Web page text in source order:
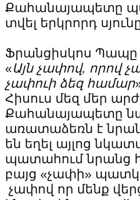
Քահանայապետը
տվել երկրորդ
Ֆրանցիսկոս Պապը
«Այն չափով, որով
չափուի ձեզ համար
Հիսուս մեզ մեր
Քահանայապետը
առատաձեռն է
են եղել այլոց
պատահում նրանց
բայց «չափի»
չափով որ մենք